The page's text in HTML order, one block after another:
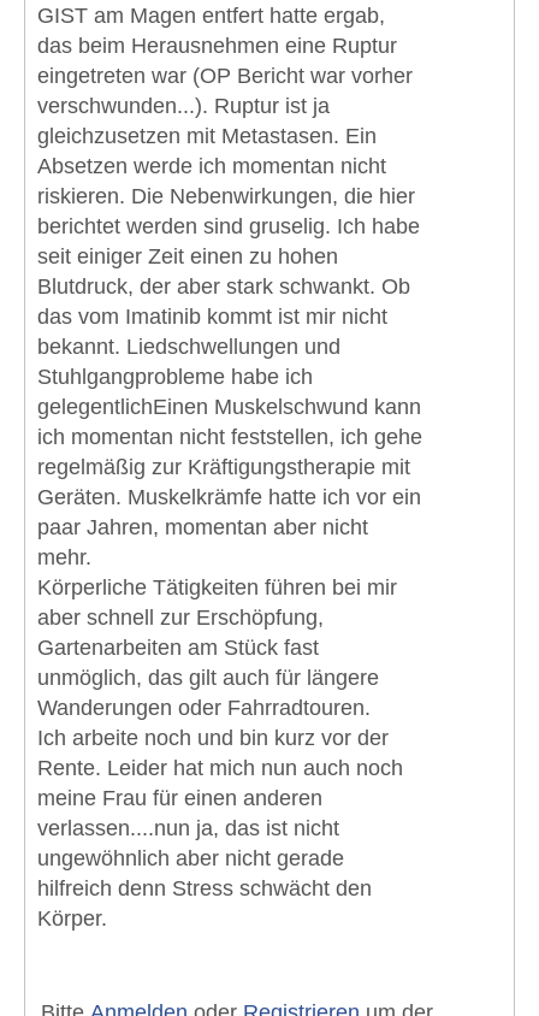
GIST am Magen entfert hatte ergab,
das beim Herausnehmen eine Ruptur
eingetreten war (OP Bericht war vorher
verschwunden...). Ruptur ist ja
gleichzusetzen mit Metastasen. Ein
Absetzen werde ich momentan nicht
riskieren. Die Nebenwirkungen, die hier
berichtet werden sind gruselig. Ich habe
seit einiger Zeit einen zu hohen
Blutdruck, der aber stark schwankt. Ob
das vom Imatinib kommt ist mir nicht
bekannt. Liedschwellungen und
Stuhlgangprobleme habe ich
gelegentlichEinen Muskelschwund kann
ich momentan nicht feststellen, ich gehe
regelmäßig zur Kräftigungstherapie mit
Geräten. Muskelkrämfe hatte ich vor ein
paar Jahren, momentan aber nicht
mehr.
Körperliche Tätigkeiten führen bei mir
aber schnell zur Erschöpfung,
Gartenarbeiten am Stück fast
unmöglich, das gilt auch für längere
Wanderungen oder Fahrradtouren.
Ich arbeite noch und bin kurz vor der
Rente. Leider hat mich nun auch noch
meine Frau für einen anderen
verlassen....nun ja, das ist nicht
ungewöhnlich aber nicht gerade
hilfreich denn Stress schwächt den
Körper.